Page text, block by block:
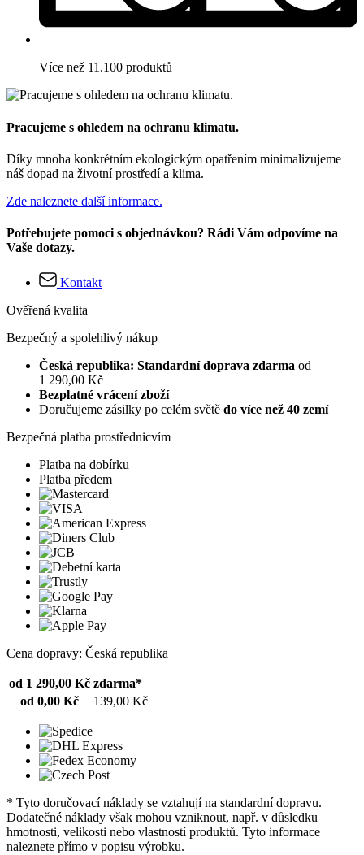
Více než 11.100 produktů
Pracujeme s ohledem na ochranu klimatu.
Díky mnoha konkrétním ekologickým opatřením minimalizujeme
náš dopad na životní prostředí a klima.
Zde naleznete další informace.
Potřebujete pomoci s objednávkou? Rádi Vám odpovíme na
Vaše dotazy.
Kontakt
Ověřená kvalita
Bezpečný a spolehlivý nákup
Česká republika: Standardní doprava zdarma od
1 290,00 Kč
Bezplatné vrácení zboží
Doručujeme zásilky po celém světě do více než 40 zemí
Bezpečná platba prostřednicvím
Platba na dobírku
Platba předem
Cena dopravy: Česká republika
od 1 290,00 Kč zdarma*
od 0,00 Kč
139,00 Kč
* Tyto doručovací náklady se vztahují na standardní dopravu.
Dodatečné náklady však mohou vzniknout, např. v důsledku
hmotnosti, velikosti nebo vlastností produktů. Tyto informace
naleznete přímo v popisu výrobku.